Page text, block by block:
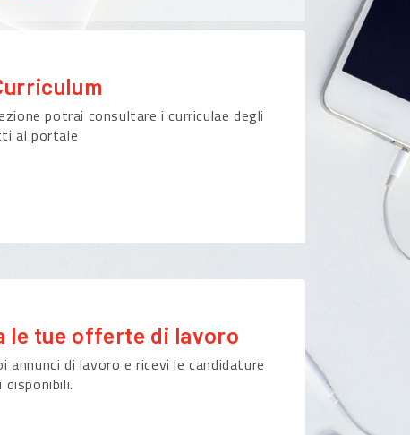
potrai consultare i curriculae degli
al portale
le tue offerte di lavoro
annunci di lavoro e ricevi le candidature